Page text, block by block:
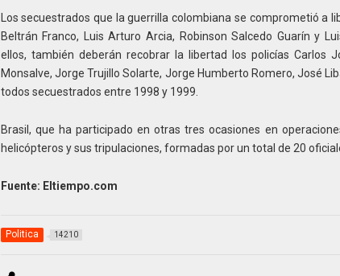
Los secuestrados que la guerrilla colombiana se comprometió a
Beltrán Franco, Luis Arturo Arcia, Robinson Salcedo Guarín y
ellos, también deberán recobrar la libertad los policías Carlos
Monsalve, Jorge Trujillo Solarte, Jorge Humberto Romero, José
todos secuestrados entre 1998 y 1999.
Brasil, que ha participado en otras tres ocasiones en
helicópteros y sus tripulaciones, formadas por un total de 20
Fuente: Eltiempo.com
Politica 14210